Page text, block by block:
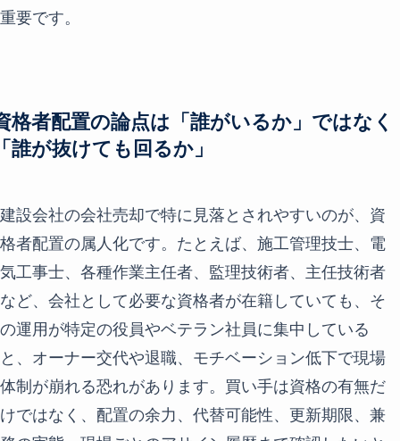
重要です。
格者配置の論点は「誰がいるか」ではなく
誰が抜けても回るか」
建設会社の会社売却で特に見落とされやすいのが、資
格者配置の属人化です。たとえば、施工管理技士、電
気工事士、各種作業主任者、監理技術者、主任技術者
など、会社として必要な資格者が在籍していても、そ
の運用が特定の役員やベテラン社員に集中している
と、オーナー交代や退職、モチベーション低下で現場
体制が崩れる恐れがあります。買い手は資格の有無だ
けではなく、配置の余力、代替可能性、更新期限、兼